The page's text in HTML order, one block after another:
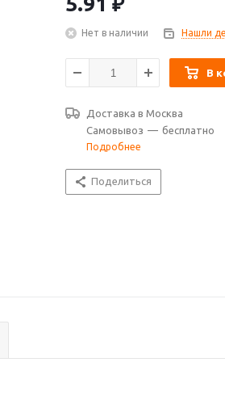
Нет в наличии Нашли
В
Доставка в Москва
Самовывоз — бесплатно
Подробнее
Поделиться